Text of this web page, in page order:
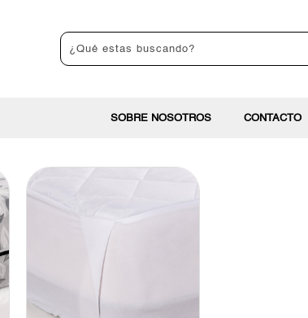
SOBRE NOSOTROS CONTACTO